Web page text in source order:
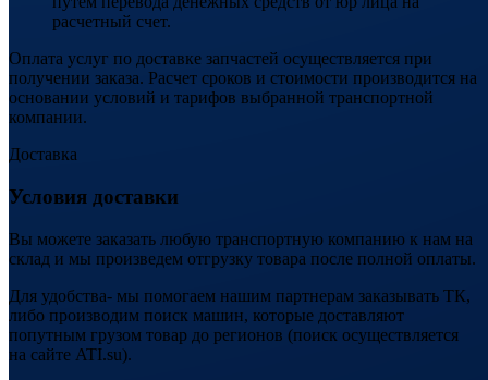
расчетный счет.
Оплата услуг по доставке запчастей осуществляется при
получении заказа. Расчет сроков и стоимости производится на
основании условий и тарифов выбранной транспортной
компании.
Доставка
Условия доставки
Вы можете заказать любую транспортную компанию к нам на
склад и мы произведем отгрузку товара после полной оплаты.
Для удобства- мы помогаем нашим партнерам заказывать ТК,
либо производим поиск машин, которые доставляют
попутным грузом товар до регионов (поиск осуществляется
на сайте ATI.su).